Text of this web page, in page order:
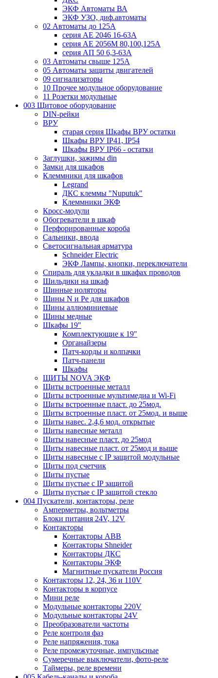
ЭКФ Автоматы ВА
ЭКФ УЗО, диф.автоматы
02 Автоматы до 125А
серия АЕ 2046 16-63А
серия АЕ 2056М 80,100,125А
серия АП 50 6,3-63А
03 Автоматы свыше 125А
05 Автоматы защиты двигателей
09 сигнализаторы
10 Прочее модульное оборудование
11 Розетки модульные
003 Щитовое оборудование
DIN-рейки
ВРУ
старая серия Шкафы ВРУ остатки
Шкафы ВРУ IP41, IP54
Шкафы ВРУ IP66 - остатки
Заглушки, зажимы din
Замки для шкафов
Клеммники для шкафов
Legrand
ДКС клеммы "Nuputuk"
Клеммники ЭКФ
Кросс-модули
Обогреватели в шкаф
Перфорированные короба
Сальники, ввода
Светосигнальная арматура
Schneider Electric
ЭКФ Лампы, кнопки, переключатели
Спираль для укладки в шкафах проводов
Шильдики на шкаф
Шинные иоляторы
Шины N и Pe для шкафов
Шины аллюминиевые
Шины медные
Шкафы 19"
Комплектующие к 19"
Органайзеры
Патч-корды и колпачки
Патч-панели
Шкафы
ЩИТЫ NOVA ЭКФ
Щиты встроенные металл
Щиты встроенные мультимедиа и Wi-Fi
Щиты встроенные пласт. до 25мод.
Щиты встроенные пласт. от 25мод. и выше
Щиты навес. 2,4,6 мод. открытые
Щиты навесные металл
Щиты навесные пласт. до 25мод
Щиты навесные пласт. от 25мод и выше
Щиты навесные с IP защитой модульные
Щиты под счетчик
Щиты пустые
Щиты пустые с IP защитой
Щиты пустые с IP защитой стекло
004 Пускатели, контакторы, реле
Амперметры, вольтметры
Блоки питания 24V, 12V
Контакторы
Контакторы ABB
Контакторы Shneider
Контакторы ДКС
Контакторы ЭКФ
Магнитные пускатели Россия
Контакторы 12, 24, 36 и 110V
Контакторы в корпусе
Мини реле
Модульные контакторы 220V
Модульные контакторы 24V
Преобразователи частоты
Реле контроля фаз
Реле напряжения, тока
Реле промежуточные, импульсные
Сумеречные выключатели, фото-реле
Таймеры, реле времени